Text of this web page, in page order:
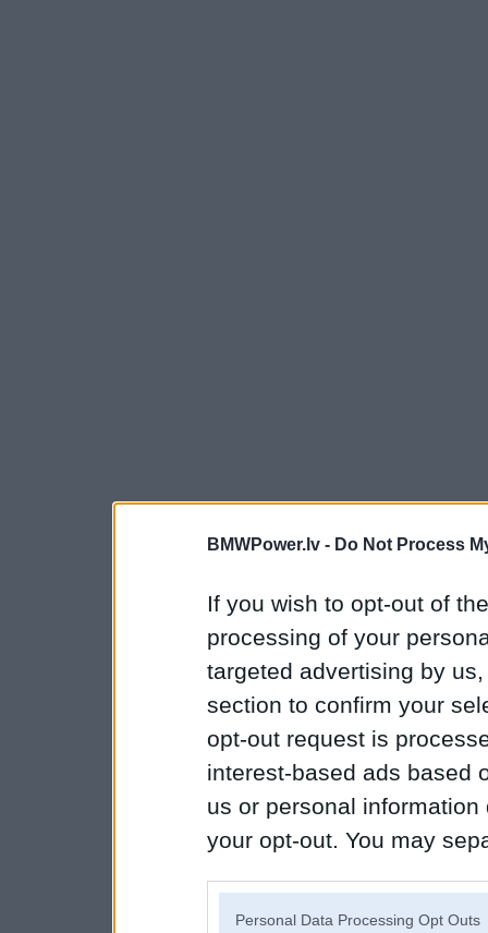
BMWPower.lv - Do Not Process
If you wish to opt-out of
processing of your
targeted advertising by
section to confirm your
opt-out request is
interest-based ads based
us or personal
your opt-out. You may
Personal Data Processing Opt Outs